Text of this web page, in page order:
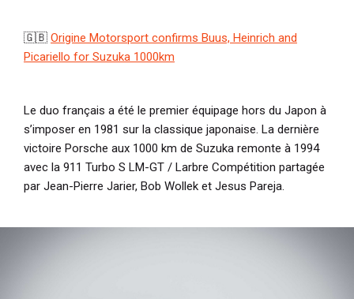
🇬🇧 Origine Motorsport confirms Buus, Heinrich and
Picariello for Suzuka 1000km
Le duo français a été le premier équipage hors du Japon à
s’imposer en 1981 sur la classique japonaise. La dernière
victoire Porsche aux 1000 km de Suzuka remonte à 1994
avec la 911 Turbo S LM-GT / Larbre Compétition partagée
par Jean-Pierre Jarier, Bob Wollek et Jesus Pareja.